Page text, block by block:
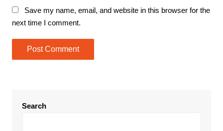
Save my name, email, and website in this browser for the
next time I comment.
Search